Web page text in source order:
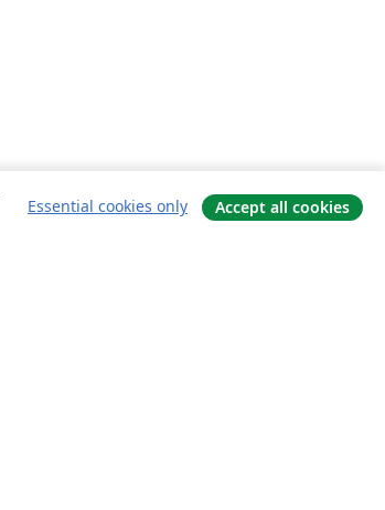
Essential cookies only Accept all cookies